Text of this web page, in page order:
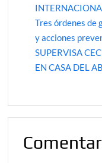
Tres órdenes de
y acciones
SUPERVISA
EN CASA DEL